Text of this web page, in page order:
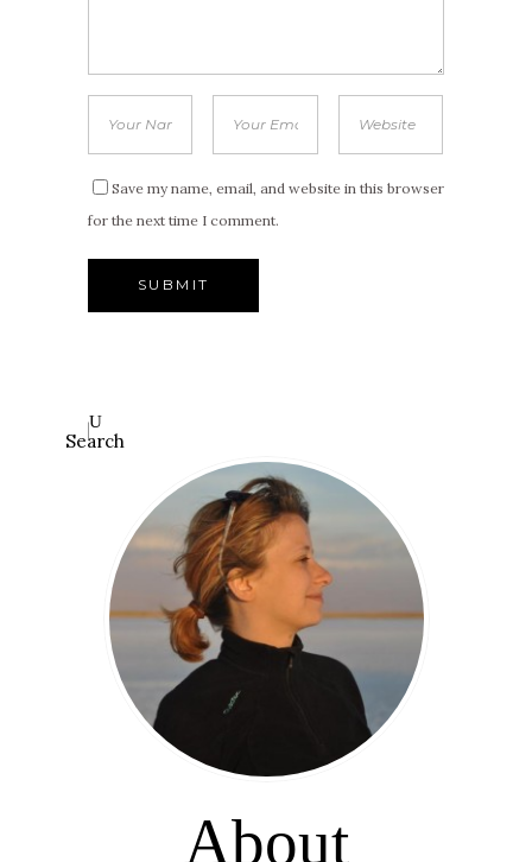
Save my name, email, and website in this browser
for the next time I comment.
Search
About